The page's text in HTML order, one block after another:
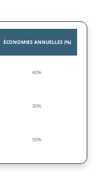
ÉCONOMIES ANNUELLES (%)
40%
30%
50%